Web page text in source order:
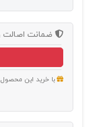
ضمانت اصالت
با خرید این محصول